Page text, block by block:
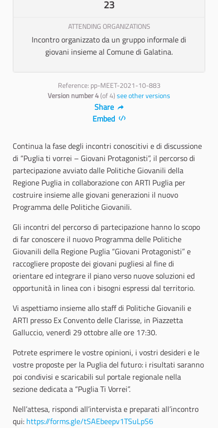
23
ATTENDING ORGANIZATIONS
Incontro organizzato da un gruppo informale di
giovani insieme al Comune di Galatina.
Reference: pp-MEET-2021-10-883
Version number 4(of 4)see other versions
Share
Embed
Continua la fase degli incontri conoscitivi e di discussione
di “Puglia ti vorrei – Giovani Protagonisti”, il percorso di
partecipazione avviato dalle Politiche Giovanili della
Regione Puglia in collaborazione con ARTI Puglia per
costruire insieme alle giovani generazioni il nuovo
Programma delle Politiche Giovanili.
Gli incontri del percorso di partecipazione hanno lo scopo
di far conoscere il nuovo Programma delle Politiche
Giovanili della Regione Puglia “Giovani Protagonisti” e
raccogliere proposte dei giovani pugliesi al fine di
orientare ed integrare il piano verso nuove soluzioni ed
opportunità in linea con i bisogni espressi dal territorio.
Vi aspettiamo insieme allo staff di Politiche Giovanili e
ARTI presso Ex Convento delle Clarisse, in Piazzetta
Galluccio, venerdì 29 ottobre alle ore 17:30.
Potrete esprimere le vostre opinioni, i vostri desideri e le
vostre proposte per la Puglia del futuro: i risultati saranno
poi condivisi e scaricabili sul portale regionale nella
sezione dedicata a “Puglia Ti Vorrei”.
Nell’attesa, rispondi all’intervista e preparati all’incontro
qui: https://forms.gle/tSAEbeepv1TSuLpS6